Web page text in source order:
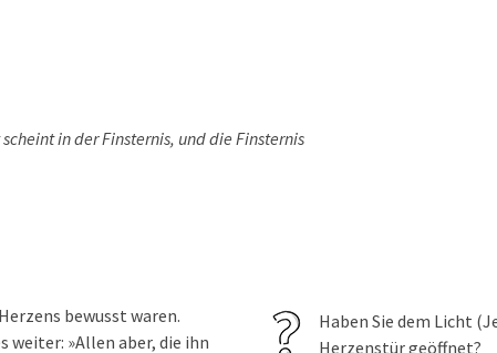
in der Finsternis, und die Finsternis
bewusst waren.
weiter: »Allen aber, die ihn
Haben Sie dem Licht
Herzenstür geöffnet?